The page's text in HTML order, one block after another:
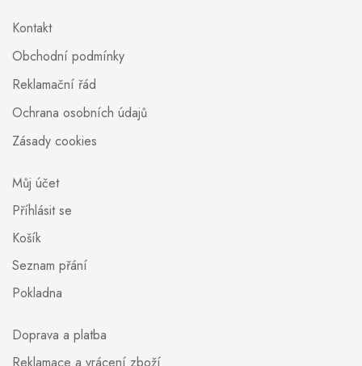
Kontakt
Obchodní podmínky
Reklamační řád
Ochrana osobních údajů
Zásady cookies
Můj účet
Příhlásit se
Košík
Seznam přání
Pokladna
Doprava a platba